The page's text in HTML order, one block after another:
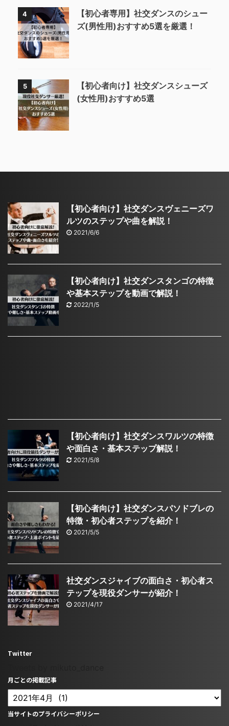
4
【初心者専用】社交ダンスのシュー
ズ(男性用)おすすめ5選を厳選！
5
【初心者向け】社交ダンスシューズ
(女性用)おすすめ5選
【初心者向け】社交ダンスヴェニーズワ
ルツのステップや曲を解説！
2021/6/6
【初心者向け】社交ダンスタンゴの特徴
や基本ステップを動画で解説！
2022/1/5
【初心者向け】社交ダンスワルツの特徴
や面白さ・基本ステップ解説！
2021/5/8
【初心者向け】社交ダンスパソドブレの
特徴・初心者ステップを紹介！
2021/5/5
社交ダンスジャイブの面白さ・初心者ス
テップを現役ダンサーが紹介！
2021/4/17
Twitter
月ごとの掲載記事
当サイトのプライバシーポリシー